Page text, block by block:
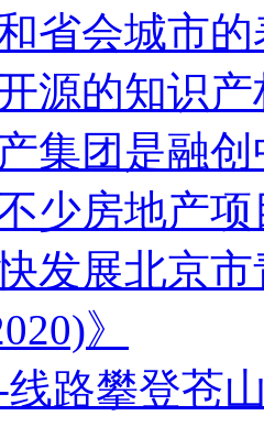
省会城市
源的知识
集团是融
少房地产
快发展北京
》
路攀登苍